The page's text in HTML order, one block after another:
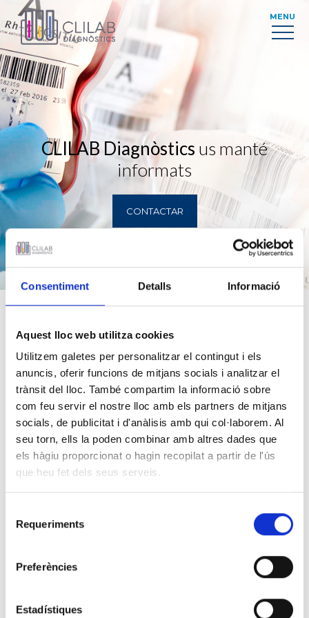
Consentiment Detalls Informació
Aquest lloc web utilitza cookies
Utilitzem galetes per personalitzar el contingut i els
anuncis, oferir funcions de mitjans socials i analitzar el
trànsit del lloc. També compartim la informació sobre
com feu servir el nostre lloc amb els partners de mitjans
socials, de publicitat i d'anàlisis amb qui col·laborem. Al
seu torn, ells la poden combinar amb altres dades que
els hàgiu proporcionat o hagin recopilat a partir de l'ús
que heu fet dels seus serveis.
Requeriments
Preferències
Estadístiques
MENU
CLILAB Diagnòstics us manté
informats
CONTACTAR
RESOLUCIÓ DE LA PLAÇA DE
FACULTATIU/VA ESPECIALISTA
EN IMMUNOLOGIA
RESOLUCIÓ DE LA PLAÇA DE FACULTATIU/VA